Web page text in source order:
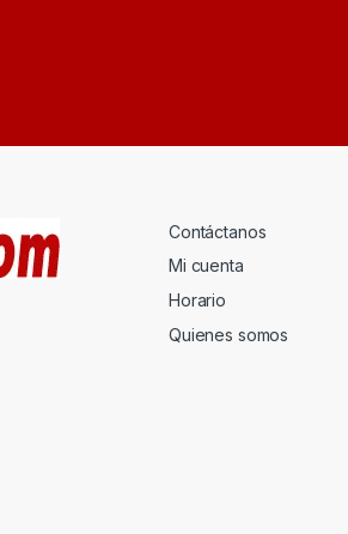
Contáctanos
Mi cuenta
Horario
Quienes somos